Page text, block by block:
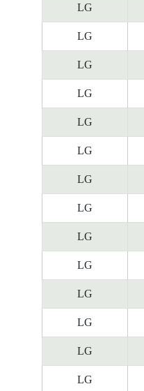
LG
LG
LG
LG
LG
LG
LG
LG
LG
LG
LG
LG
LG
LG